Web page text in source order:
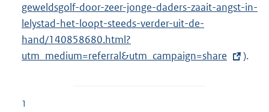
t
e
n
geweldsgolf-door-zeer-jonge-daders-zaait-angst-in-
lelystad-het-loopt-steeds-verder-uit-de-
hand/140858680.html?
utm_medium=referral&utm_campaign=share
).
1